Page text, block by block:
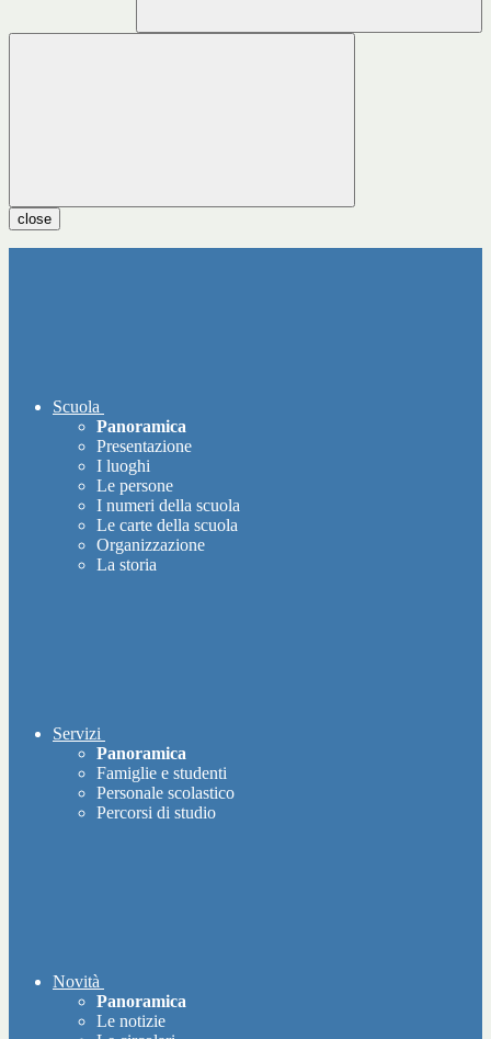
close
Scuola
Panoramica
Presentazione
I luoghi
Le persone
I numeri della scuola
Le carte della scuola
Organizzazione
La storia
Servizi
Panoramica
Famiglie e studenti
Personale scolastico
Percorsi di studio
Novità
Panoramica
Le notizie